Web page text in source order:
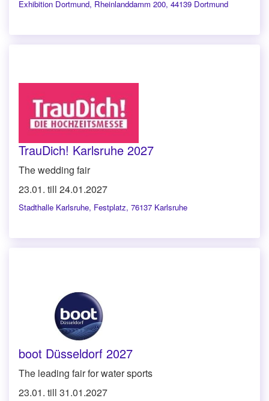
Exhibition Dortmund, Rheinlanddamm 200, 44139 Dortmund
TrauDich! Karlsruhe 2027
The wedding fair
23.01. till 24.01.2027
Stadthalle Karlsruhe, Festplatz, 76137 Karlsruhe
boot Düsseldorf 2027
The leading fair for water sports
23.01. till 31.01.2027